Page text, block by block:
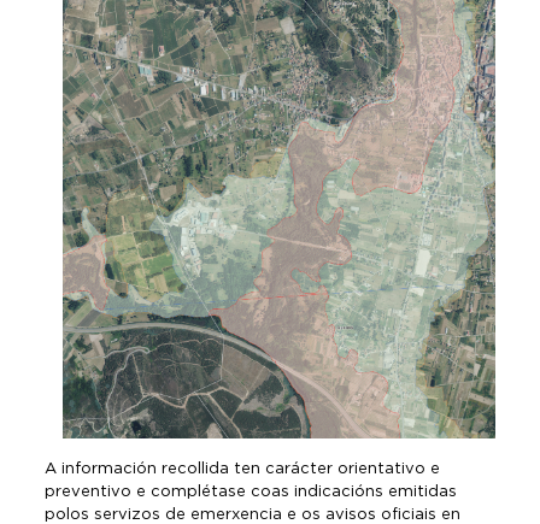
A información recollida ten carácter orientativo e
preventivo e complétase coas indicacións emitidas
polos servizos de emerxencia e os avisos oficiais en